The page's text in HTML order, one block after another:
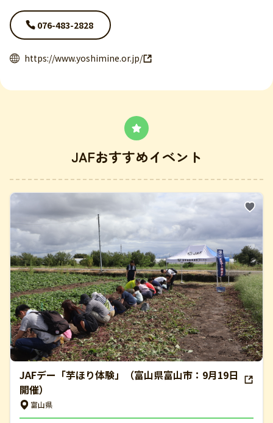
076-483-2828
https://www.yoshimine.or.jp/
JAFおすすめイベント
JAFデー「芋ほり体験」（富山県富山市：9月19日
開催）
富山県